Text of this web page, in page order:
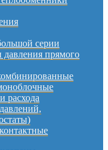
серии
давления прямого
расхода